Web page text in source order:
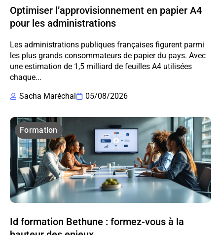
Optimiser l’approvisionnement en papier A4
pour les administrations
Les administrations publiques françaises figurent parmi
les plus grands consommateurs de papier du pays. Avec
une estimation de 1,5 milliard de feuilles A4 utilisées
chaque...
Sacha Maréchal
05/08/2026
Formation
Id formation Bethune : formez-vous à la